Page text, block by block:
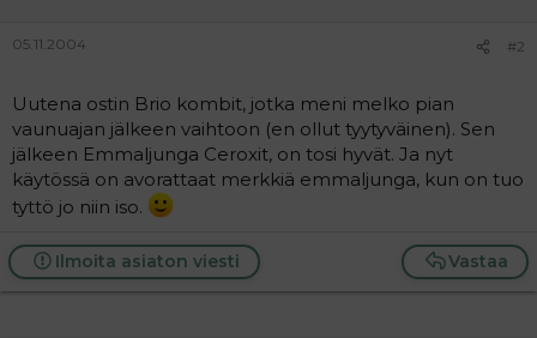
05.11.2004 #2
Uutena ostin Brio kombit, jotka meni melko pian
vaunuajan jälkeen vaihtoon (en ollut tyytyväinen). Sen
jälkeen Emmaljunga Ceroxit, on tosi hyvät. Ja nyt
käytössä on avorattaat merkkiä emmaljunga, kun on tuo
tyttö jo niin iso.
Vastaa
Ilmoita asiaton viesti